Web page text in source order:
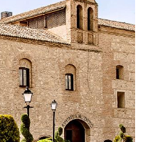
ZOOM